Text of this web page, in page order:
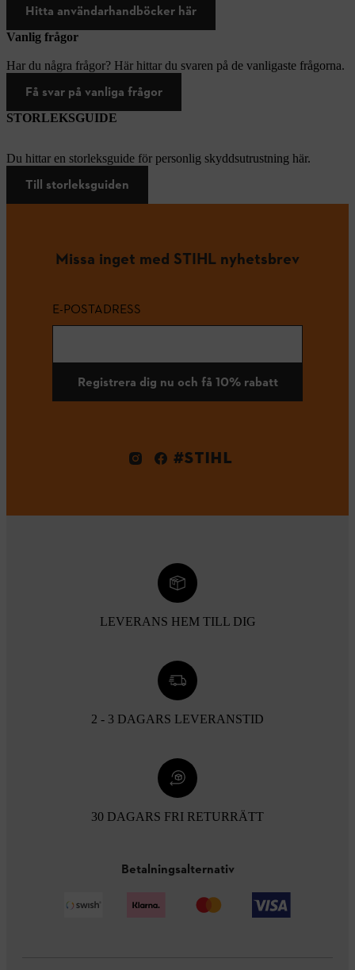
Hitta användarhandböcker här
Vanlig frågor
Har du några frågor? Här hittar du svaren på de vanligaste frågorna.
Få svar på vanliga frågor
STORLEKSGUIDE
Du hittar en storleksguide för personlig skyddsutrustning här.
Till storleksguiden
Missa inget med STIHL nyhetsbrev
E-POSTADRESS
Registrera dig nu och få 10% rabatt
#STIHL
LEVERANS HEM TILL DIG
2 - 3 DAGARS LEVERANSTID
30 DAGARS FRI RETURRÄTT
Betalningsalternativ